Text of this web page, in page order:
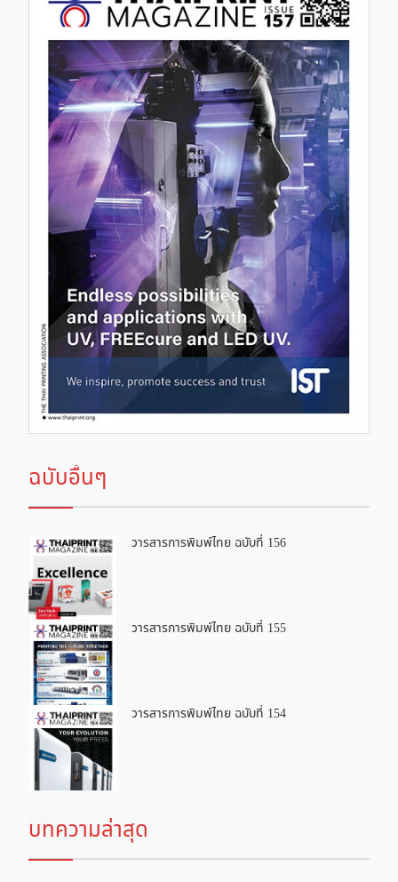
ฉบับอื่นๆ
วารสารการพิมพ์ไทย ฉบับที่ 156
วารสารการพิมพ์ไทย ฉบับที่ 155
วารสารการพิมพ์ไทย ฉบับที่ 154
บทความล่าสุด